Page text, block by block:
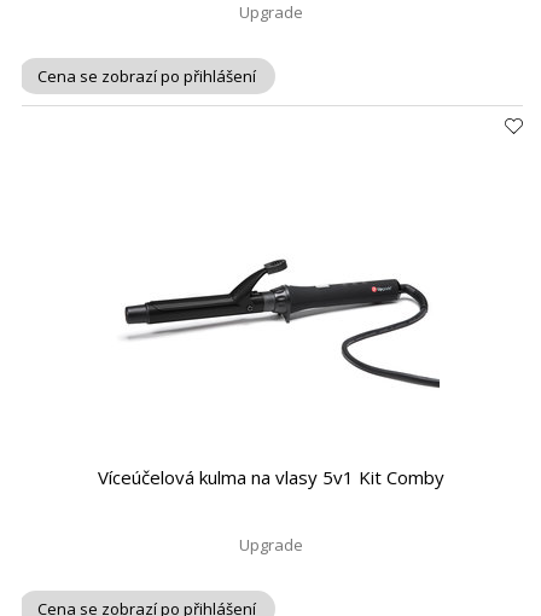
Upgrade
Cena se zobrazí po přihlášení
Víceúčelová kulma na vlasy 5v1 Kit Comby
Upgrade
Cena se zobrazí po přihlášení